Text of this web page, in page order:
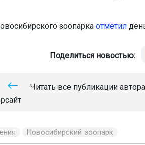
зоопарка отметил
Поделиться новостью:
Читать все публикации автора
Новосибирский зоопарк